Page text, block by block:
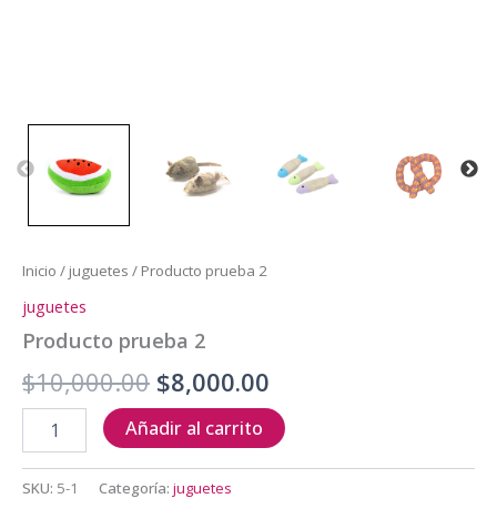
Inicio / juguetes / Producto prueba 2
juguetes
Producto prueba 2
$10,000.00 Original
price
was:
$10,000.00.
$8,000.00
price
is:
prueba
cantidad
Añadir al carrito
SKU: 5-1 Categoría: juguetes